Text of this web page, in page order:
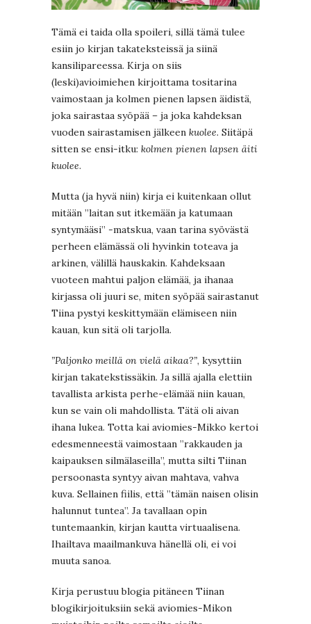
Tämä ei taida olla spoileri, sillä tämä tulee
esiin jo kirjan takateksteissä ja siinä
kansilipareessa. Kirja on siis
(leski)avioimiehen kirjoittama tositarina
vaimostaan ja kolmen pienen lapsen äidistä,
joka sairastaa syöpää – ja joka kahdeksan
vuoden sairastamisen jälkeen kuolee. Siitäpä
sitten se ensi-itku: kolmen pienen lapsen äiti
kuolee.
Mutta (ja hyvä niin) kirja ei kuitenkaan ollut
mitään ”laitan sut itkemään ja katumaan
syntymääsi” -matskua, vaan tarina syövästä
perheen elämässä oli hyvinkin toteava ja
arkinen, välillä hauskakin. Kahdeksaan
vuoteen mahtui paljon elämää, ja ihanaa
kirjassa oli juuri se, miten syöpää sairastanut
Tiina pystyi keskittymään elämiseen niin
kauan, kun sitä oli tarjolla.
”Paljonko meillä on vielä aikaa?”, kysyttiin
kirjan takatekstissäkin. Ja sillä ajalla elettiin
tavallista arkista perhe-elämää niin kauan,
kun se vain oli mahdollista. Tätä oli aivan
ihana lukea. Totta kai aviomies-Mikko kertoi
edesmenneestä vaimostaan ”rakkauden ja
kaipauksen silmälaseilla”, mutta silti Tiinan
persoonasta syntyy aivan mahtava, vahva
kuva. Sellainen fiilis, että ”tämän naisen olisin
halunnut tuntea”. Ja tavallaan opin
tuntemaankin, kirjan kautta virtuaalisena.
Ihailtava maailmankuva hänellä oli, ei voi
muuta sanoa.
Kirja perustuu blogia pitäneen Tiinan
blogikirjoituksiin sekä aviomies-Mikon